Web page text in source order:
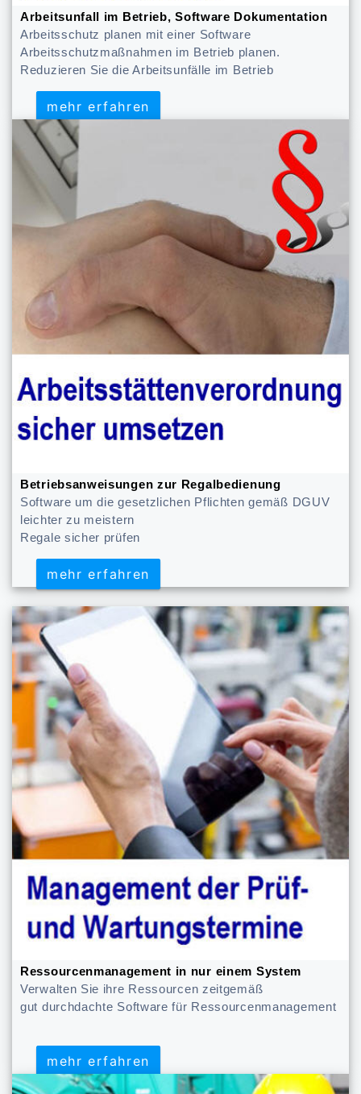
Arbeitsunfall im Betrieb, Software Dokumentation
Arbeitsschutz planen mit einer Software
Arbeitsschutzmaßnahmen im Betrieb planen.
Reduzieren Sie die Arbeitsunfälle im Betrieb
mehr erfahren
mehr erfahren
Betriebsanweisungen zur Regalbedienung
Software um die gesetzlichen Pflichten gemäß DGUV
leichter zu meistern
Regale sicher prüfen
mehr erfahren
mehr erfahren
Ressourcenmanagement in nur einem System
Verwalten Sie ihre Ressourcen zeitgemäß
gut durchdachte Software für Ressourcenmanagement
mehr erfahren
mehr erfahren